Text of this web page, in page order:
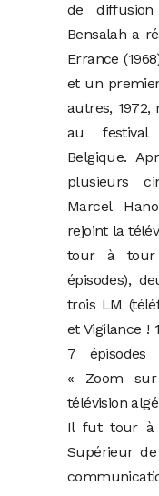
de
Bensalah a
Errance
et un
autres,
au festival
Belgique.
plusieurs
Marcel
rejoint la
tour à tour
épisodes),
trois LM
et Vigilance !
7
« Zoom
télévision
Il fut tour à
Supérieur de